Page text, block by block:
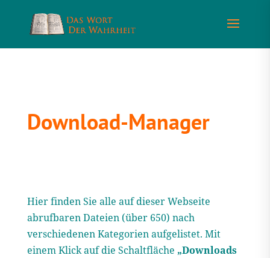
Download-Manager
Hier finden Sie alle auf dieser Webseite
abrufbaren Dateien (über 650) nach
verschiedenen Kategorien aufgelistet. Mit
einem Klick auf die Schaltfläche „Downloads